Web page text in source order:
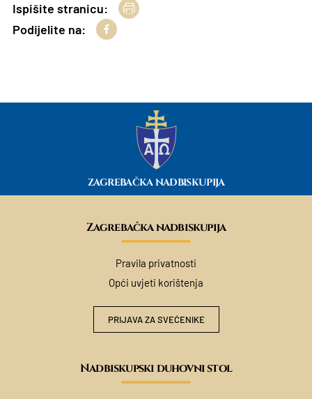
Ispišite stranicu:
Podijelite na:
ZAGREBAČKA NADBISKUPIJA
Zagrebačka nadbiskupija
Pravila privatnosti
Opći uvjeti korištenja
PRIJAVA ZA SVEĆENIKE
Nadbiskupski duhovni stol